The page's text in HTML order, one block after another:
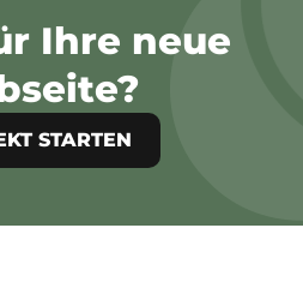
Ihre neue
STARTEN